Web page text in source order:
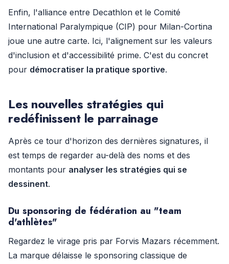
Enfin, l'alliance entre Decathlon et le Comité
International Paralympique (CIP) pour Milan-Cortina
joue une autre carte. Ici, l'alignement sur les valeurs
d'inclusion et d'accessibilité prime. C'est du concret
pour démocratiser la pratique sportive.
Les nouvelles stratégies qui
redéfinissent le parrainage
Après ce tour d'horizon des dernières signatures, il
est temps de regarder au-delà des noms et des
montants pour analyser les stratégies qui se
dessinent.
Du sponsoring de fédération au "team
d'athlètes"
Regardez le virage pris par Forvis Mazars récemment.
La marque délaisse le sponsoring classique de